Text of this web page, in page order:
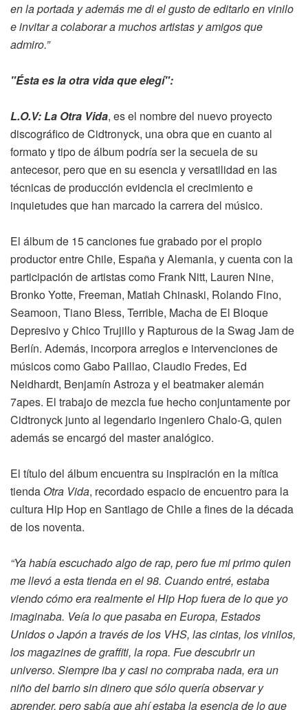
en la portada y además me di el gusto de editarlo en vinilo
e invitar a colaborar a muchos artistas y amigos que
admiro.”
"Ésta es la otra vida que elegí":
L.O.V: La Otra Vida, es el nombre del nuevo proyecto
discográfico de Cidtronyck, una obra que en cuanto al
formato y tipo de álbum podría ser la secuela de su
antecesor, pero que en su esencia y versatilidad en las
técnicas de producción evidencia el crecimiento e
inquietudes que han marcado la carrera del músico.
El álbum de 15 canciones fue grabado por el propio
productor entre Chile, España y Alemania, y cuenta con la
participación de artistas como Frank Nitt, Lauren Nine,
Bronko Yotte, Freeman, Matiah Chinaski, Rolando Fino,
Seamoon, Tiano Bless, Terrible, Macha de El Bloque
Depresivo y Chico Trujillo y Rapturous de la Swag Jam de
Berlín. Además, incorpora arreglos e intervenciones de
músicos como Gabo Paillao, Claudio Fredes, Ed
Neidhardt, Benjamín Astroza y el beatmaker alemán
7apes. El trabajo de mezcla fue hecho conjuntamente por
Cidtronyck junto al legendario ingeniero Chalo-G, quien
además se encargó del master analógico.
El título del álbum encuentra su inspiración en la mítica
tienda Otra Vida, recordado espacio de encuentro para la
cultura Hip Hop en Santiago de Chile a fines de la década
de los noventa.
“Ya había escuchado algo de rap, pero fue mi primo quien
me llevó a esta tienda en el 98. Cuando entré, estaba
viendo cómo era realmente el Hip Hop fuera de lo que yo
imaginaba. Veía lo que pasaba en Europa, Estados
Unidos o Japón a través de los VHS, las cintas, los vinilos,
los magazines de graffiti, la ropa. Fue descubrir un
universo. Siempre iba y casi no compraba nada, era un
niño del barrio sin dinero que sólo quería observar y
aprender, pero sabía que ahí estaba la esencia de lo que